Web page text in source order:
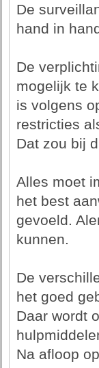
De
hand in
De
mogelijk te
is volgens
restricties
Dat zou bij
Alles moet
het best
gevoeld.
kunnen.
De
het goed
Daar wordt
Na afloop